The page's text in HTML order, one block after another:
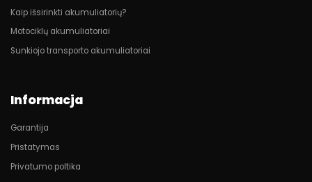
Kaip išsirinkti akumuliatorių?
Motociklų akumuliatoriai
Sunkiojo transporto akumuliatoriai
Informacja
Garantija
Pristatymas
Privatumo poltika